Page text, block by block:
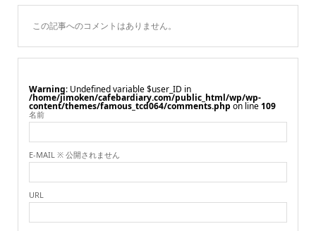
この記事へのコメントはありません。
Warning : Undefined variable $user_ID in
/home/jimoken/cafebardiary.com/public_html/wp/wp-
content/themes/famous_tcd064/comments.php on line109
名前
E-MAIL ※ 公開されません
URL